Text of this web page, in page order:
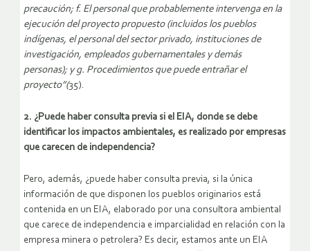
precaución; f. El personal que probablemente intervenga en la
ejecución del proyecto propuesto (incluidos los pueblos
indígenas, el personal del sector privado, instituciones de
investigación, empleados gubernamentales y demás
personas); y g. Procedimientos que puede entrañar el
proyecto”(35).
2. ¿Puede haber consulta previa si el EIA, donde se debe
identificar los impactos ambientales, es realizado por empresas
que carecen de independencia?
Pero, además, ¿puede haber consulta previa, si la única
información de que disponen los pueblos originarios está
contenida en un EIA, elaborado por una consultora ambiental
que carece de independencia e imparcialidad en relación con la
empresa minera o petrolera? Es decir, estamos ante un EIA